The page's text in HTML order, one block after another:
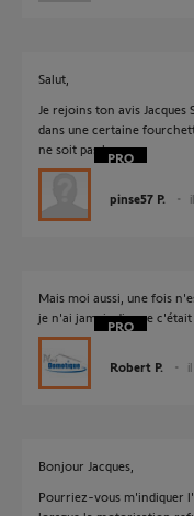
Salut,
Je rejoins ton avis
dans une certaine
ne soit pas le cas.
pinse57 P.
Mais moi aussi, une fois
je n'ai jamais dis que
Robert P.
Bonjour Jacques,
Pourriez-vous m'indiquer